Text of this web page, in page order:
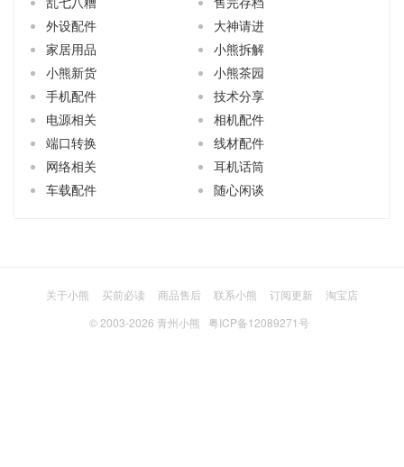
外设配件
大神请进
家居用品
小熊拆解
小熊新货
小熊茶园
手机配件
技术分享
电源相关
相机配件
端口转换
线材配件
网络相关
耳机话筒
车载配件
随心闲谈
关于小熊 买前必读 商品售后 联系小熊 订阅更新
淘宝店
© 2003-2026 青州小熊 粤ICP备12089271号